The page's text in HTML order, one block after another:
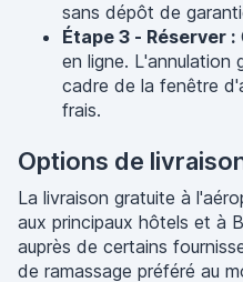
sans dépôt de
Étape 3 - Réserver :
en ligne. L'annulation
cadre de la fenêtre
frais.
Options de
La livraison gratuite à
aux principaux hôtels et à
auprès de certains
de ramassage préféré au